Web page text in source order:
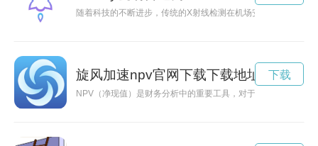
随着科技的不断进步，传统的X射线检测在机场安检中的作用
旋风加速npv官网下载下载地址
NPV（净现值）是财务分析中的重要工具，对于投资决策至关
下载